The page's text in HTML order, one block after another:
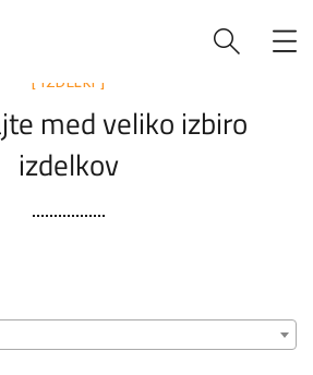
[ IZDELKI ]
med veliko izbiro
izdelkov